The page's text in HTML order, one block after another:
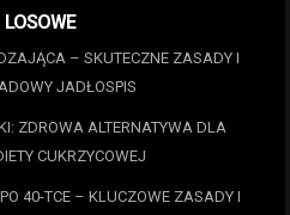
LOSOWE
– SKUTECZNE ZASADY I
JADŁOSPIS
ZDROWA ALTERNATYWA DLA
CUKRZYCOWEJ
40-TCE – KLUCZOWE ZASADY I